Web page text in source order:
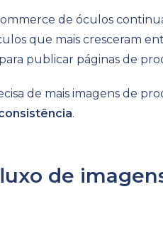
de óculos
que mais cresceram
para publicar páginas de
de mais imagens de
.
de